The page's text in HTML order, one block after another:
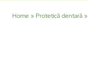
Home » Protetică dentară »